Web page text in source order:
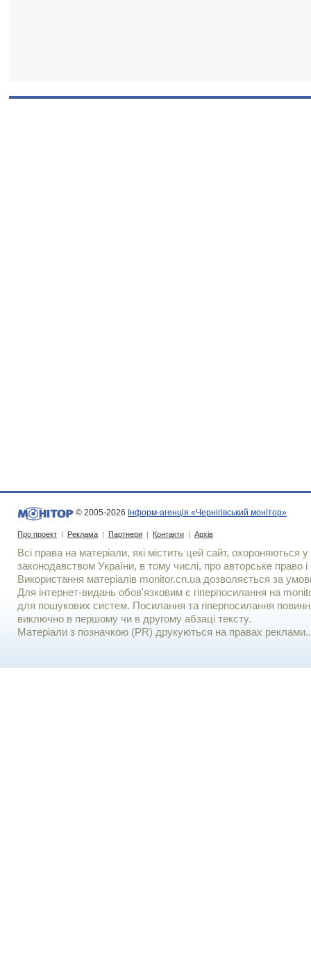
© 2005-2026 Інформ-агенція «Чернігівський монітор»
Про проект | Реклама | Партнери | Контакти | Архів
Всі права на матеріали, які містить цей сайт, охороняються у
законодавством України, в тому числі, про авторське право і
Використання матерiалiв monitor.cn.ua дозволяється за
Для iнтернет-видань обов'язковим є гiперпосилання на
для пошукових систем. Посилання та гіперпосилання
виключно в першому чи в другому абзаці тексту.
Матеріали з позначкою (PR) друкуються на правах реклами..